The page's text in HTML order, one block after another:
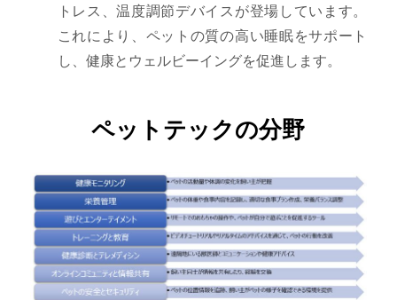
トレス、温度調節デバイスが登場しています。
これにより、ペットの質の高い睡眠をサポート
し、健康とウェルビーイングを促進します。
ペットテックの分野